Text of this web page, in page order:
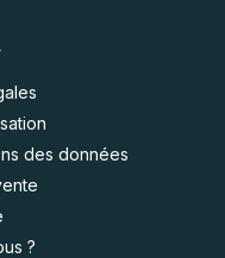
des données
?